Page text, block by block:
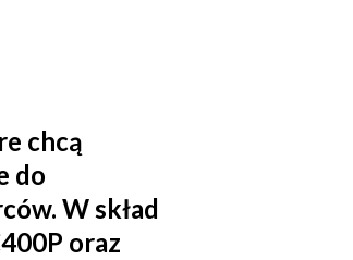
chcą
do
W skład
oraz